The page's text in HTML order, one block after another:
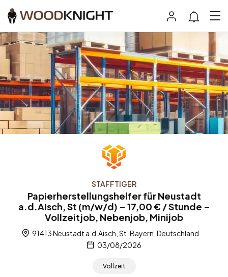
STAFFTIGER
Papierherstellungshelfer für Neustadt
a.d.Aisch, St (m/w/d) – 17,00 € / Stunde –
Vollzeitjob, Nebenjob, Minijob
91413 Neustadt a.d.Aisch, St, Bayern, Deutschland
03/08/2026
Vollzeit